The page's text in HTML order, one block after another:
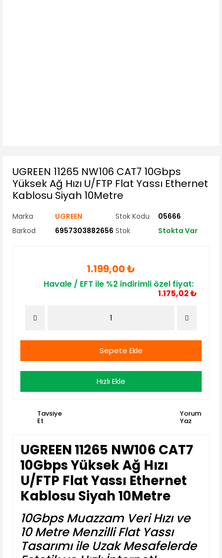
UGREEN 11265 NW106 CAT7 10Gbps
Yüksek Ağ Hızı U/FTP Flat Yassı Ethernet
Kablosu Siyah 10Metre
Marka UGREEN Stok Kodu
05666
Barkod
6957303882656 Stok Stokta Var
1.199,00 ₺
Havale / EFT ile %2 indirimli özel fiyat:
1.175,02 ₺
Sepete Ekle
Hızlı Ekle
Tavsiye
Et
Yorum
Yaz
UGREEN 11265 NW106 CAT7
10Gbps Yüksek Ağ Hızı
U/FTP Flat Yassı Ethernet
Kablosu Siyah 10Metre
10Gbps Muazzam Veri Hızı ve
10 Metre Menzilli Flat Yassı
Tasarımı ile Uzak Mesafelerde